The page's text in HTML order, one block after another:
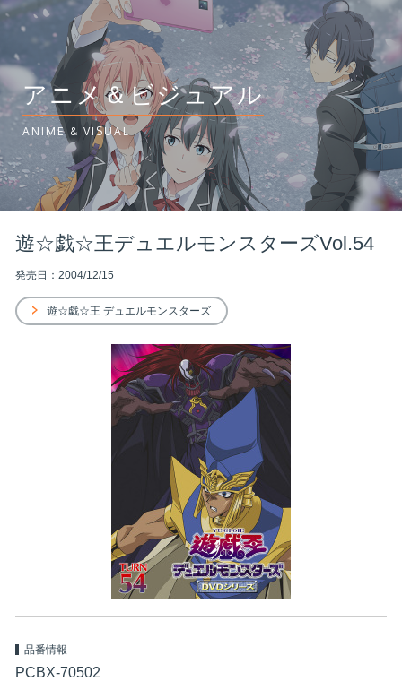
アニメ＆ビジュアル
ANIME & VISUAL
遊☆戯☆王デュエルモンスターズVol.54
発売日：2004/12/15
遊☆戯☆王 デュエルモンスターズ
品番情報
PCBX-70502